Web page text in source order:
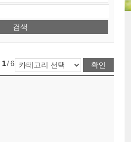
1/ 6